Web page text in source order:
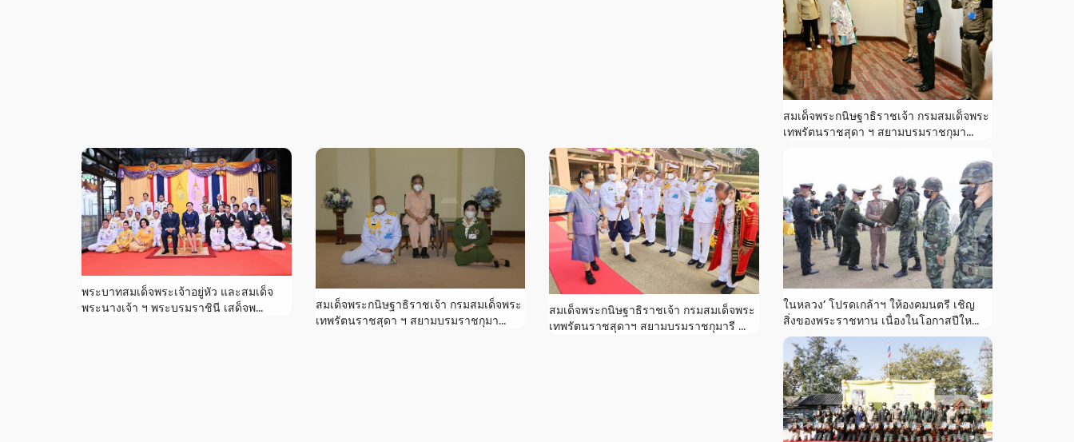
สมเด็จพระกนิษฐาธิราชเจ้า กรมสมเด็จพระ
เทพรัตนราชสุดา ฯ สยามบรมราชกุมา...
พระบาทสมเด็จพระเจ้าอยู่หัว และสมเด็จ
พระนางเจ้า ฯ พระบรมราชินี เสด็จพ...
สมเด็จพระกนิษฐาธิราชเจ้า กรมสมเด็จพระ
เทพรัตนราชสุดา ฯ สยามบรมราชกุมา...
สมเด็จพระกนิษฐาธิราชเจ้า กรมสมเด็จพระ
เทพรัตนราชสุดาฯ สยามบรมราชกุมารี ...
ในหลวง’ โปรดเกล้าฯ ให้องคมนตรี เชิญ
สิ่งของพระราชทาน เนื่องในโอกาสปีให...